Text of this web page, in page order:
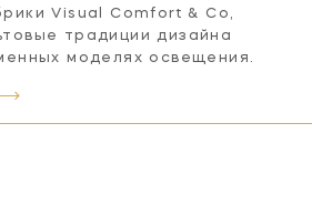
Visual Comfort & Co,
традиции дизайна
моделях освещения.